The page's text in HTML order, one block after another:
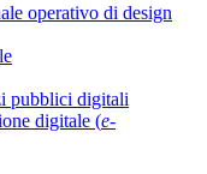
operativo di design
pubblici digitali
digitale (e-